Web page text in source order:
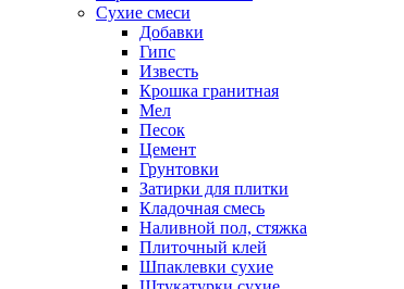
Сухие смеси
Добавки
Гипс
Известь
Крошка гранитная
Мел
Песок
Цемент
Грунтовки
Затирки для плитки
Кладочная смесь
Наливной пол, стяжка
Плиточный клей
Шпаклевки сухие